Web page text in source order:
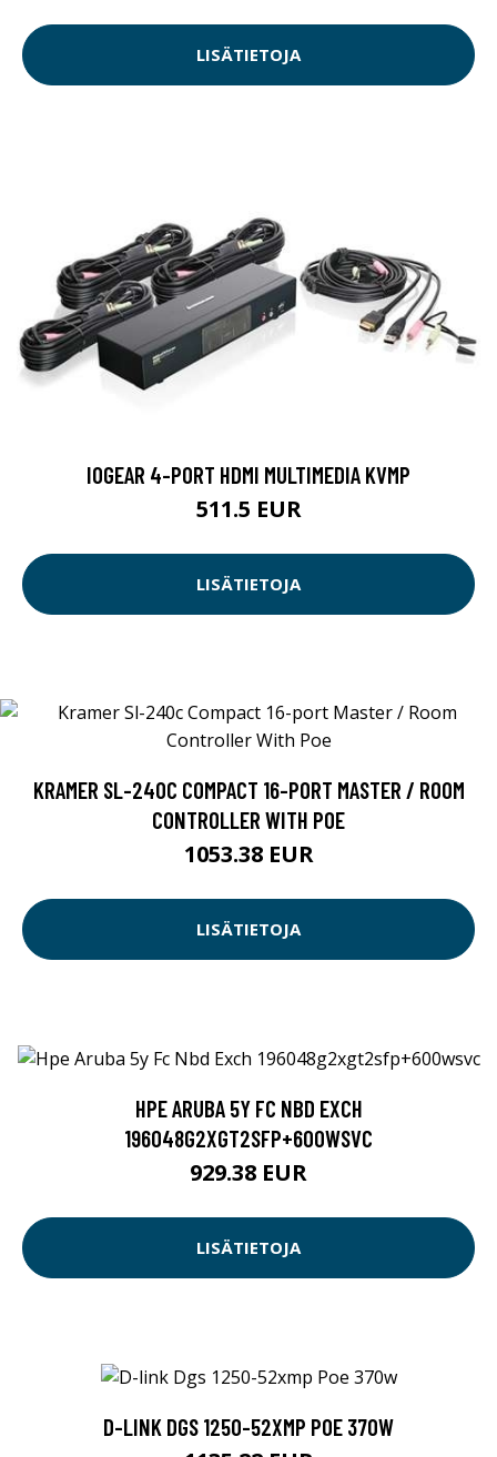
LISÄTIETOJA
IOGEAR 4-PORT HDMI MULTIMEDIA KVMP
511.5 EUR
LISÄTIETOJA
KRAMER SL-240C COMPACT 16-PORT MASTER / ROOM
CONTROLLER WITH POE
1053.38 EUR
LISÄTIETOJA
HPE ARUBA 5Y FC NBD EXCH
196048G2XGT2SFP+600WSVC
929.38 EUR
LISÄTIETOJA
D-LINK DGS 1250-52XMP POE 370W